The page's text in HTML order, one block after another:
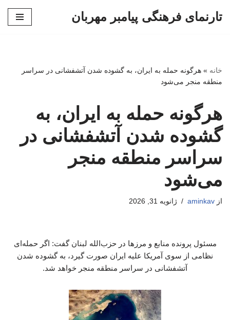
تارنمای فرهنگی پیامبر مهربان
خانه » هرگونه حمله به ایران، به گشوده شدن آتشفشانی در سراسر
منطقه منجر می‌شود
هرگونه حمله به ایران، به
گشوده شدن آتشفشانی در
سراسر منطقه منجر
می‌شود
از aminkav ژانویه 31, 2026
مسئول پرونده منابع و مرزها در حزب‌الله لبنان گفت: اگر حمله‌ای
نظامی از سوی آمریکا علیه ایران صورت گیرد، به گشوده شدن
آتشفشانی در سراسر منطقه منجر خواهد شد.